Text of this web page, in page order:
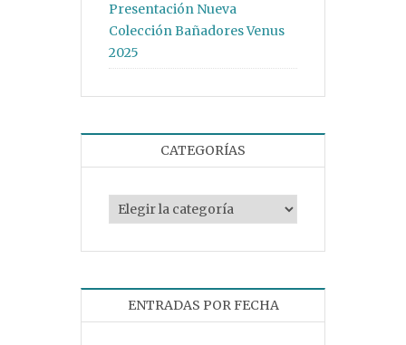
Presentación Nueva
Colección Bañadores Venus
2025
CATEGORÍAS
Categorías
ENTRADAS POR FECHA